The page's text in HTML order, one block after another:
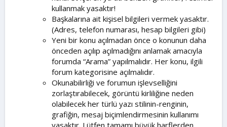
kullanmak yasaktır!
Başkalarına ait kişisel bilgileri vermek yasaktır.
(Adres, telefon numarası, hesap bilgileri gibi)
Yeni bir konu açılmadan önce o konunun daha
önceden açılıp açılmadığını anlamak amacıyla
forumda “Arama” yapılmalıdır. Her konu, ilgili
forum kategorisine açılmalıdır.
Okunabilirliği ve forumun işlevselliğini
zorlaştırabilecek, görüntü kirliliğine neden
olabilecek her türlü yazı stilinin-renginin,
grafiğin, mesaj biçimlendirmesinin kullanımı